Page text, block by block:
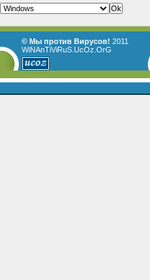
© Мы против Вирусов! 2011
WiNAnTiViRuS.UcOz.OrG